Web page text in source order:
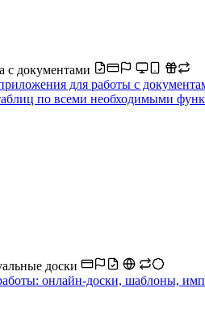
с документами
для работы с
по всеми необходимыми
доски
онлайн-доски, шаблоны,